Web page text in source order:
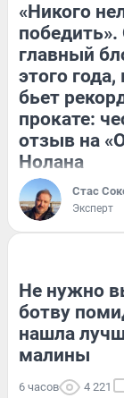
«Никого
главный
этого
бьет
прокате:
отзыв на
Нолана
Стас
Эксперт
Не нужно
ботву
нашла
малины
6 часов 4 221